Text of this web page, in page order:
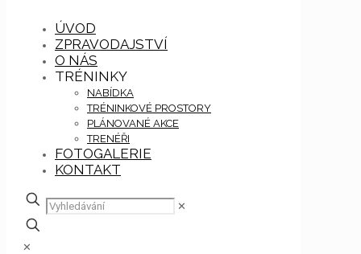
ÚVOD
ZPRAVODAJSTVÍ
O NÁS
TRÉNINKY
NABÍDKA
TRÉNINKOVÉ PROSTORY
PLÁNOVANÉ AKCE
TRENÉŘI
FOTOGALERIE
KONTAKT
✕
✕